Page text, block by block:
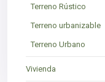
Terreno Rústico
Terreno urbanizable
Terreno Urbano
Vivienda